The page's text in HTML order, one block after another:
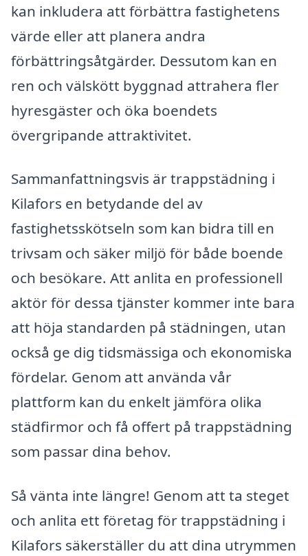
kan inkludera att förbättra fastighetens
värde eller att planera andra
förbättringsåtgärder. Dessutom kan en
ren och välskött byggnad attrahera fler
hyresgäster och öka boendets
övergripande attraktivitet.
Sammanfattningsvis är trappstädning i
Kilafors en betydande del av
fastighetsskötseln som kan bidra till en
trivsam och säker miljö för både boende
och besökare. Att anlita en professionell
aktör för dessa tjänster kommer inte bara
att höja standarden på städningen, utan
också ge dig tidsmässiga och ekonomiska
fördelar. Genom att använda vår
plattform kan du enkelt jämföra olika
städfirmor och få offert på trappstädning
som passar dina behov.
Så vänta inte längre! Genom att ta steget
och anlita ett företag för trappstädning i
Kilafors säkerställer du att dina utrymmen